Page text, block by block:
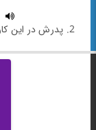
2. پدرش در این کارخانه کارگر است.